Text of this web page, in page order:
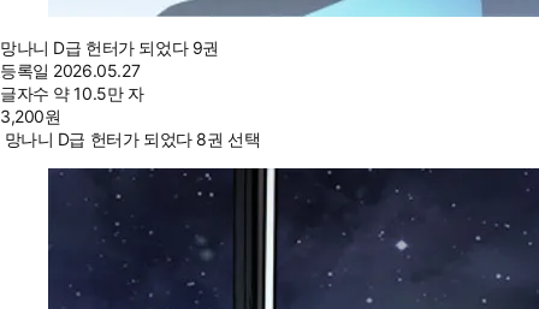
망나니 D급 헌터가 되었다 9권
등록일 2026.05.27
글자수 약 10.5만 자
3,200원
망나니 D급 헌터가 되었다 8권 선택